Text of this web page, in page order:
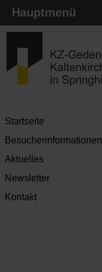
Startseite
Besucherinformationen
Aktuelles
Newsletter
Kontakt
Hauptmenü